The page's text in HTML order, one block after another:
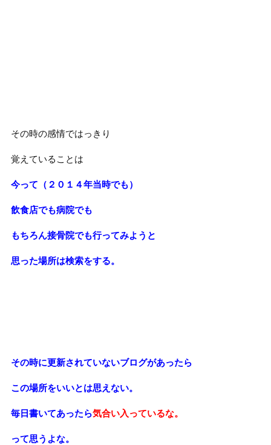
その時の感情ではっきり
覚えていることは
今って（２０１４年当時でも）
飲食店でも病院でも
もちろん接骨院でも行ってみようと
思った場所は検索をする。
その時に更新されていないブログがあったら
この場所をいいとは思えない。
毎日書いてあったら気合い入っているな。
って思うよな。